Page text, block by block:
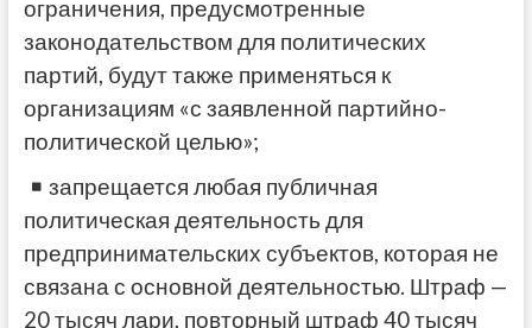
ограничения, предусмотренные
законодательством для политических
партий, будут также применяться к
организациям «с заявленной партийно-
политической целью»;
запрещается любая публичная
политическая деятельность для
предпринимательских субъектов, которая не
связана с основной деятельностью. Штраф —
20 тысяч лари, повторный штраф 40 тысяч